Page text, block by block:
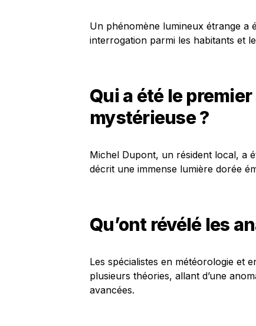
Un phénomène lumineux étrange a
interrogation parmi les habitants et
Qui a été le
mystérieuse ?
Michel Dupont, un résident local, a
décrit une immense lumière dorée
Qu’ont révélé les
Les spécialistes en météorologie et
plusieurs théories, allant d’une
avancées.